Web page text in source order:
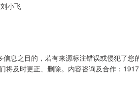
小飞
息之目的，若有来源标注错误或侵犯了
将及时更正、删除。内容咨询及合作：